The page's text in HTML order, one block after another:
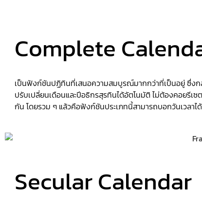
Complete
เป็นฟังก์ชันปฏิทินที่เสนอความสมบูรณ์มากกว่าที่เป็นอยู่ ซึ่ง
ปรับเปลี่ยนเดือนและปีอธิกรสุรทินได้อัตโนมัติ ไม่ต้องคอยรีเ
กัน โดยรวม ๆ แล้วคือฟังก์ชันประเภทนี้สามารถบอกวันเวลา
Secular Calendar